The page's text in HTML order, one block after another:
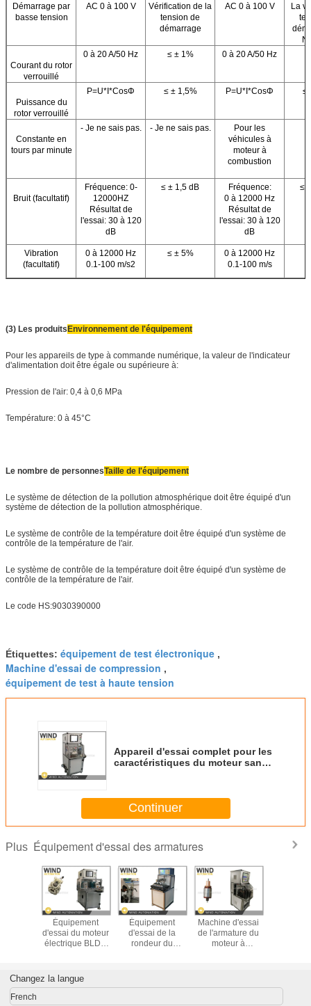
Démarrage par
basse tension
AC 0 à 100 V
Vérification de la
tension de
démarrage
AC 0 à 100 V
La
Courant du rotor
verrouillé
0 à 20 A/50 Hz ≤ ± 1% 0 à 20 A/50 Hz
Puissance du
rotor verrouillé
P=U*I*CosΦ ≤ ± 1,5% P=U*I*CosΦ ≤
Constante en
tours par minute
- Je ne sais pas. - Je ne sais pas.
Pour les
véhicules à
moteur à
combustion
Bruit (facultatif)
Fréquence: 0-
12000HZ
Résultat de
l'essai: 30 à 120
dB
≤ ± 1,5 dB
Fréquence:
0 à 12000 Hz
Résultat de
l'essai: 30 à 120
dB
≤
Vibration
(facultatif)
0 à 12000 Hz
0.1-100 m/s2
≤ ± 5%
0 à 12000 Hz
0.1-100 m/s
(3) Les produitsEnvironnement de l'équipement
Pour les appareils de type à commande numérique, la valeur de l'indicateur
d'alimentation doit être égale ou supérieure à:
Pression de l'air: 0,4 à 0,6 MPa
Température: 0 à 45°C
Le nombre de personnesTaille de l'équipement
Le système de détection de la pollution atmosphérique doit être équipé d'un
système de détection de la pollution atmosphérique.
Le système de contrôle de la température doit être équipé d'un système de
contrôle de la température de l'air.
Le système de contrôle de la température doit être équipé d'un système de
contrôle de la température de l'air.
Le code HS:9030390000
Étiquettes: équipement de test électronique ,
Machine d'essai de compression ,
équipement de test à haute tension
Appareil d'essai complet pour les
caractéristiques du moteur sans
Continuer
Plus Équipement d'essai des armatures
02
Équipement
d'essai du moteur
électrique BLDC
de tension et de
courant RPM
Équipement
d'essai de la
rondeur du
brossé
Machine d'essai
de l'armature du
moteur à
inférieures à 36
Testeur
Changez la langue
French